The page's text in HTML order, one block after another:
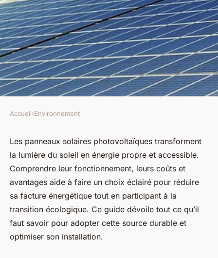
Panneau solaire
photovoltaïque : votre guide
pour un avenir vert
Ali •13 octobre 2025•5 min de lecture
Accueil›Environnement
Les panneaux solaires photovoltaïques transforment
la lumière du soleil en énergie propre et accessible.
Comprendre leur fonctionnement, leurs coûts et
avantages aide à faire un choix éclairé pour réduire
sa facture énergétique tout en participant à la
transition écologique. Ce guide dévoile tout ce qu’il
faut savoir pour adopter cette source durable et
optimiser son installation.